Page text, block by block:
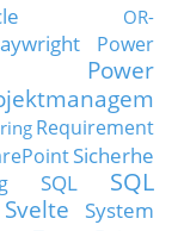
OR-
Power
Power
Requirement
Sicherhe
SQL
SQL
Svelte
System